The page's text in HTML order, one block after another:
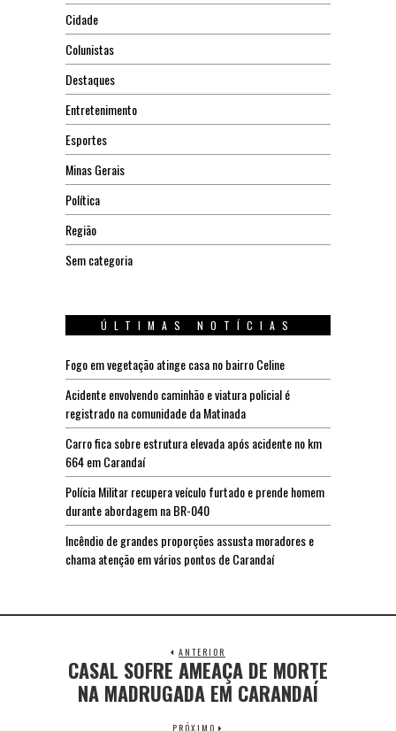
Cidade
Colunistas
Destaques
Entretenimento
Esportes
Minas Gerais
Política
Região
Sem categoria
ÚLTIMAS NOTÍCIAS
Fogo em vegetação atinge casa no bairro Celine
Acidente envolvendo caminhão e viatura policial é
registrado na comunidade da Matinada
Carro fica sobre estrutura elevada após acidente no km
664 em Carandaí
Polícia Militar recupera veículo furtado e prende homem
durante abordagem na BR-040
Incêndio de grandes proporções assusta moradores e
chama atenção em vários pontos de Carandaí
ANTERIOR
CASAL SOFRE AMEAÇA DE MORTE
NA MADRUGADA EM CARANDAÍ
PRÓXIMO